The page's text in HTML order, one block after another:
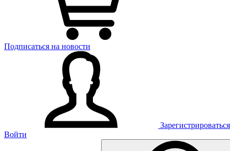
Подписаться на новости
Зарегистрироваться
Войти